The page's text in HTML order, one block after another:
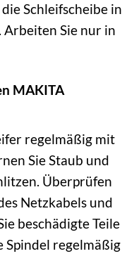
Schleifscheibe in
Sie nur in
MAKITA
regelmäßig mit
Sie Staub und
Überprüfen
Netzkabels und
beschädigte Teile
Spindel regelmäßig